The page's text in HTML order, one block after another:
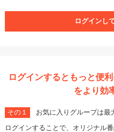
ログインし
ログインするともっと便
をより効
その１ お気に入りグループは最
ログインすることで、オリジナル